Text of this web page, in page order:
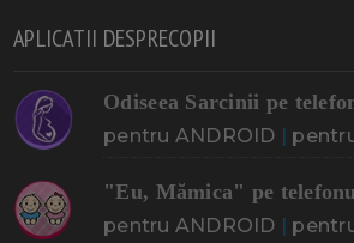
APLICATII DESPRECOPII
Odiseea Sarcinii pe
pentru ANDROID |
"Eu, Mămica" pe
pentru ANDROID |